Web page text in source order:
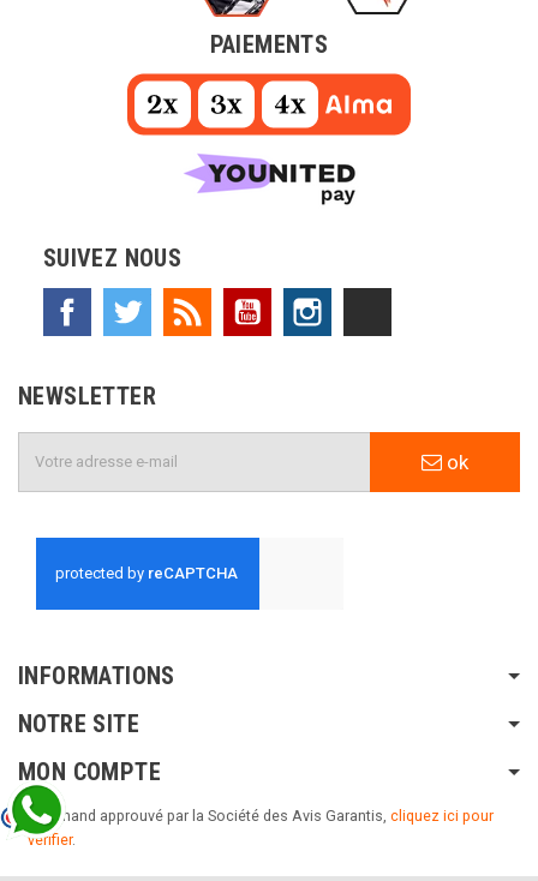
PAIEMENTS
SUIVEZ NOUS
Facebook Twitter Rss YouTube
NEWSLETTER
ok
INFORMATIONS
NOTRE SITE
MON COMPTE
Marchand approuvé par la Société des Avis Garantis, cliquez ici pour
vérifier.